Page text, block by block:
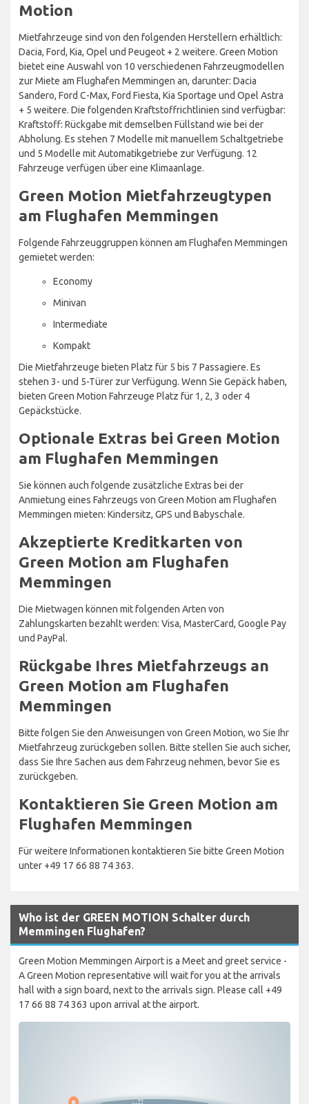
Motion
Mietfahrzeuge sind von den folgenden Herstellern erhältlich:
Dacia, Ford, Kia, Opel und Peugeot + 2 weitere. Green Motion
bietet eine Auswahl von 10 verschiedenen Fahrzeugmodellen
zur Miete am Flughafen Memmingen an, darunter: Dacia
Sandero, Ford C-Max, Ford Fiesta, Kia Sportage und Opel Astra
+ 5 weitere. Die folgenden Kraftstoffrichtlinien sind verfügbar:
Kraftstoff: Rückgabe mit demselben Füllstand wie bei der
Abholung. Es stehen 7 Modelle mit manuellem Schaltgetriebe
und 5 Modelle mit Automatikgetriebe zur Verfügung. 12
Fahrzeuge verfügen über eine Klimaanlage.
Green Motion Mietfahrzeugtypen
am Flughafen Memmingen
Folgende Fahrzeuggruppen können am Flughafen Memmingen
gemietet werden:
Economy
Minivan
Intermediate
Kompakt
Die Mietfahrzeuge bieten Platz für 5 bis 7 Passagiere. Es
stehen 3- und 5-Türer zur Verfügung. Wenn Sie Gepäck haben,
bieten Green Motion Fahrzeuge Platz für 1, 2, 3 oder 4
Gepäckstücke.
Optionale Extras bei Green Motion
am Flughafen Memmingen
Sie können auch folgende zusätzliche Extras bei der
Anmietung eines Fahrzeugs von Green Motion am Flughafen
Memmingen mieten: Kindersitz, GPS und Babyschale.
Akzeptierte Kreditkarten von
Green Motion am Flughafen
Memmingen
Die Mietwagen können mit folgenden Arten von
Zahlungskarten bezahlt werden: Visa, MasterCard, Google Pay
und PayPal.
Rückgabe Ihres Mietfahrzeugs an
Green Motion am Flughafen
Memmingen
Bitte folgen Sie den Anweisungen von Green Motion, wo Sie Ihr
Mietfahrzeug zurückgeben sollen. Bitte stellen Sie auch sicher,
dass Sie Ihre Sachen aus dem Fahrzeug nehmen, bevor Sie es
zurückgeben.
Kontaktieren Sie Green Motion am
Flughafen Memmingen
Für weitere Informationen kontaktieren Sie bitte Green Motion
unter +49 17 66 88 74 363.
Who ist der GREEN MOTION Schalter durch
Memmingen Flughafen?
Green Motion Memmingen Airport is a Meet and greet service -
A Green Motion representative will wait for you at the arrivals
hall with a sign board, next to the arrivals sign. Please call +49
17 66 88 74 363 upon arrival at the airport.